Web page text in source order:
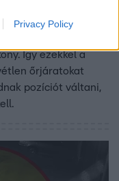
Privacy Policy
kerékpárra
Így ezekkel a
őrjáratokat
pozíciót váltani,